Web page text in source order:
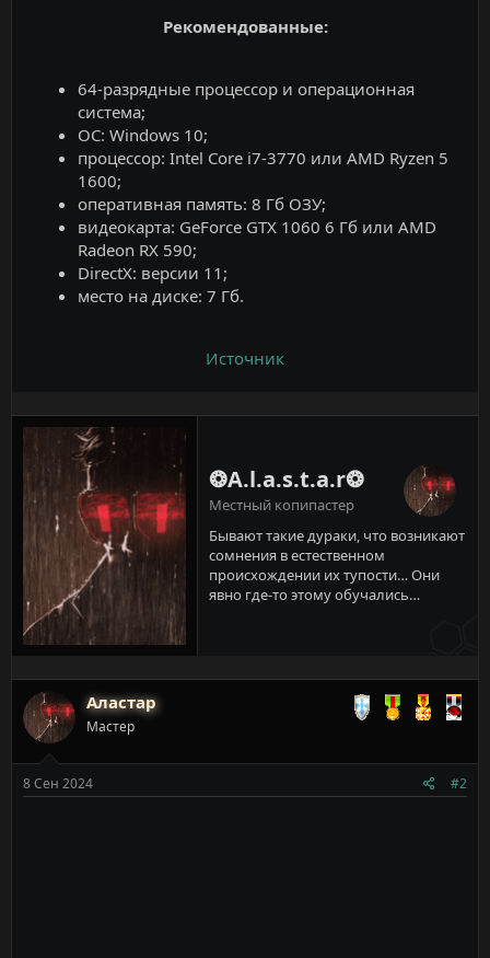
Рекомендованные:
64-разрядные процессор и операционная
система;
ОС: Windows 10;
процессор: Intel Core i7-3770 или AMD Ryzen 5
1600;
оперативная память: 8 Гб ОЗУ;
видеокарта: GeForce GTX 1060 6 Гб или AMD
Radeon RX 590;
DirectX: версии 11;
место на диске: 7 Гб.
Источник
❂A.l.a.s.t.a.r❂
Местный копипастер
Бывают такие дураки, что возникают
сомнения в естественном
происхождении их тупости… Они
явно где-то этому обучались…
Аластар
Мастер
8 Сен 2024 #2